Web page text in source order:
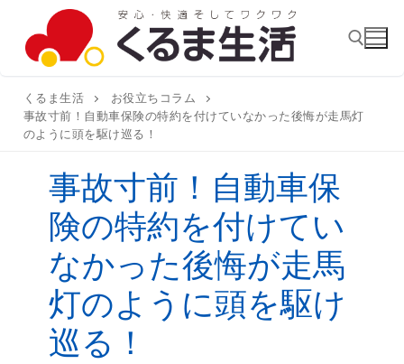
検索:
くるま生活
お役立ちコラム
事故寸前！自動車保険の特約を付けていなかった後悔が走馬灯
のように頭を駆け巡る！
事故寸前！自動車保
険の特約を付けてい
なかった後悔が走馬
灯のように頭を駆け
巡る！